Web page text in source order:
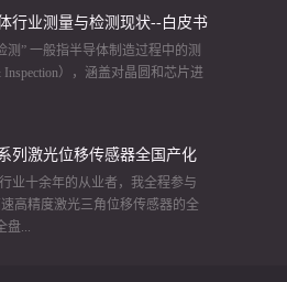
球与中国市场规模： 受益于 5G、
全球半导体设备市场近年来快速
598 亿美元增长至 1,076 亿美元。
疲软出现小幅下滑，全球设备销
在这一大背景下，用于工艺控制的
检测设备）也保持增长：2023 年
备市场规模达 128.3亿美元，同比
CAGR 高达19.1%。中国大陆市场
行业测量与检测现状--白皮书
测” 一般指半导体制造过程中的测
），涵盖对晶圆和芯片进
节。这类设备通过精密仪器和软
封装的各阶段对关键参数和缺陷
。由于半导体元件的微缩和复杂
产品性能和良率的核心环节，被
列激光位移传感器全国产化
从技术依赖到自主可控的
业十余年的从业者，我全程参与
速高精度激光三角位移传感器的全
盘...